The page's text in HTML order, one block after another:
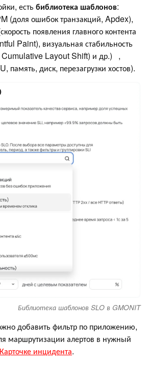
есть библиотека шаблонов:
(доля ошибок транзакций, Apdex),
появления главного контента
Paint), визуальная стабильность
Cumulative Layout Shift) и др.) ,
память, диск, перезагрузки хостов).
Библиотека шаблонов SLO в GMONIT
добавить фильтр по приложению,
маршрутизации алертов в нужный
Карточке инцидента.